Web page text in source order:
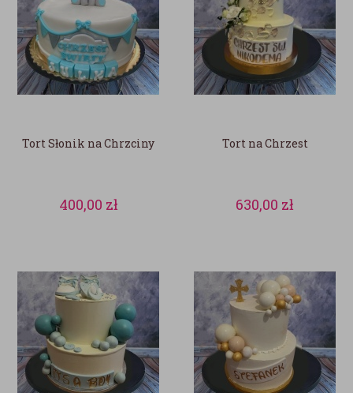
Tort Słonik na Chrzciny
400,00 zł
Tort na Chrzest
630,00 zł